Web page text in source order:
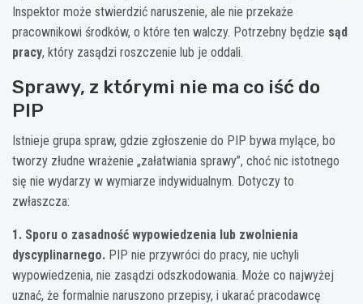
Inspektor może stwierdzić naruszenie, ale nie przekaże
pracownikowi środków, o które ten walczy. Potrzebny będzie sąd
pracy, który zasądzi roszczenie lub je oddali.
Sprawy, z którymi nie ma co iść do
PIP
Istnieje grupa spraw, gdzie zgłoszenie do PIP bywa mylące, bo
tworzy złudne wrażenie „załatwiania sprawy”, choć nic istotnego
się nie wydarzy w wymiarze indywidualnym. Dotyczy to
zwłaszcza:
1. Sporu o zasadność wypowiedzenia lub zwolnienia
dyscyplinarnego. PIP nie przywróci do pracy, nie uchyli
wypowiedzenia, nie zasądzi odszkodowania. Może co najwyżej
uznać, że formalnie naruszono przepisy, i ukarać pracodawcę